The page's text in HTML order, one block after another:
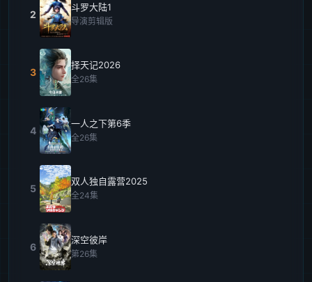
2
斗罗大陆1
导演剪辑版
3
择天记2026
全26集
4
一人之下第6季
全26集
5
双人独自露营2025
全24集
6
深空彼岸
第26集